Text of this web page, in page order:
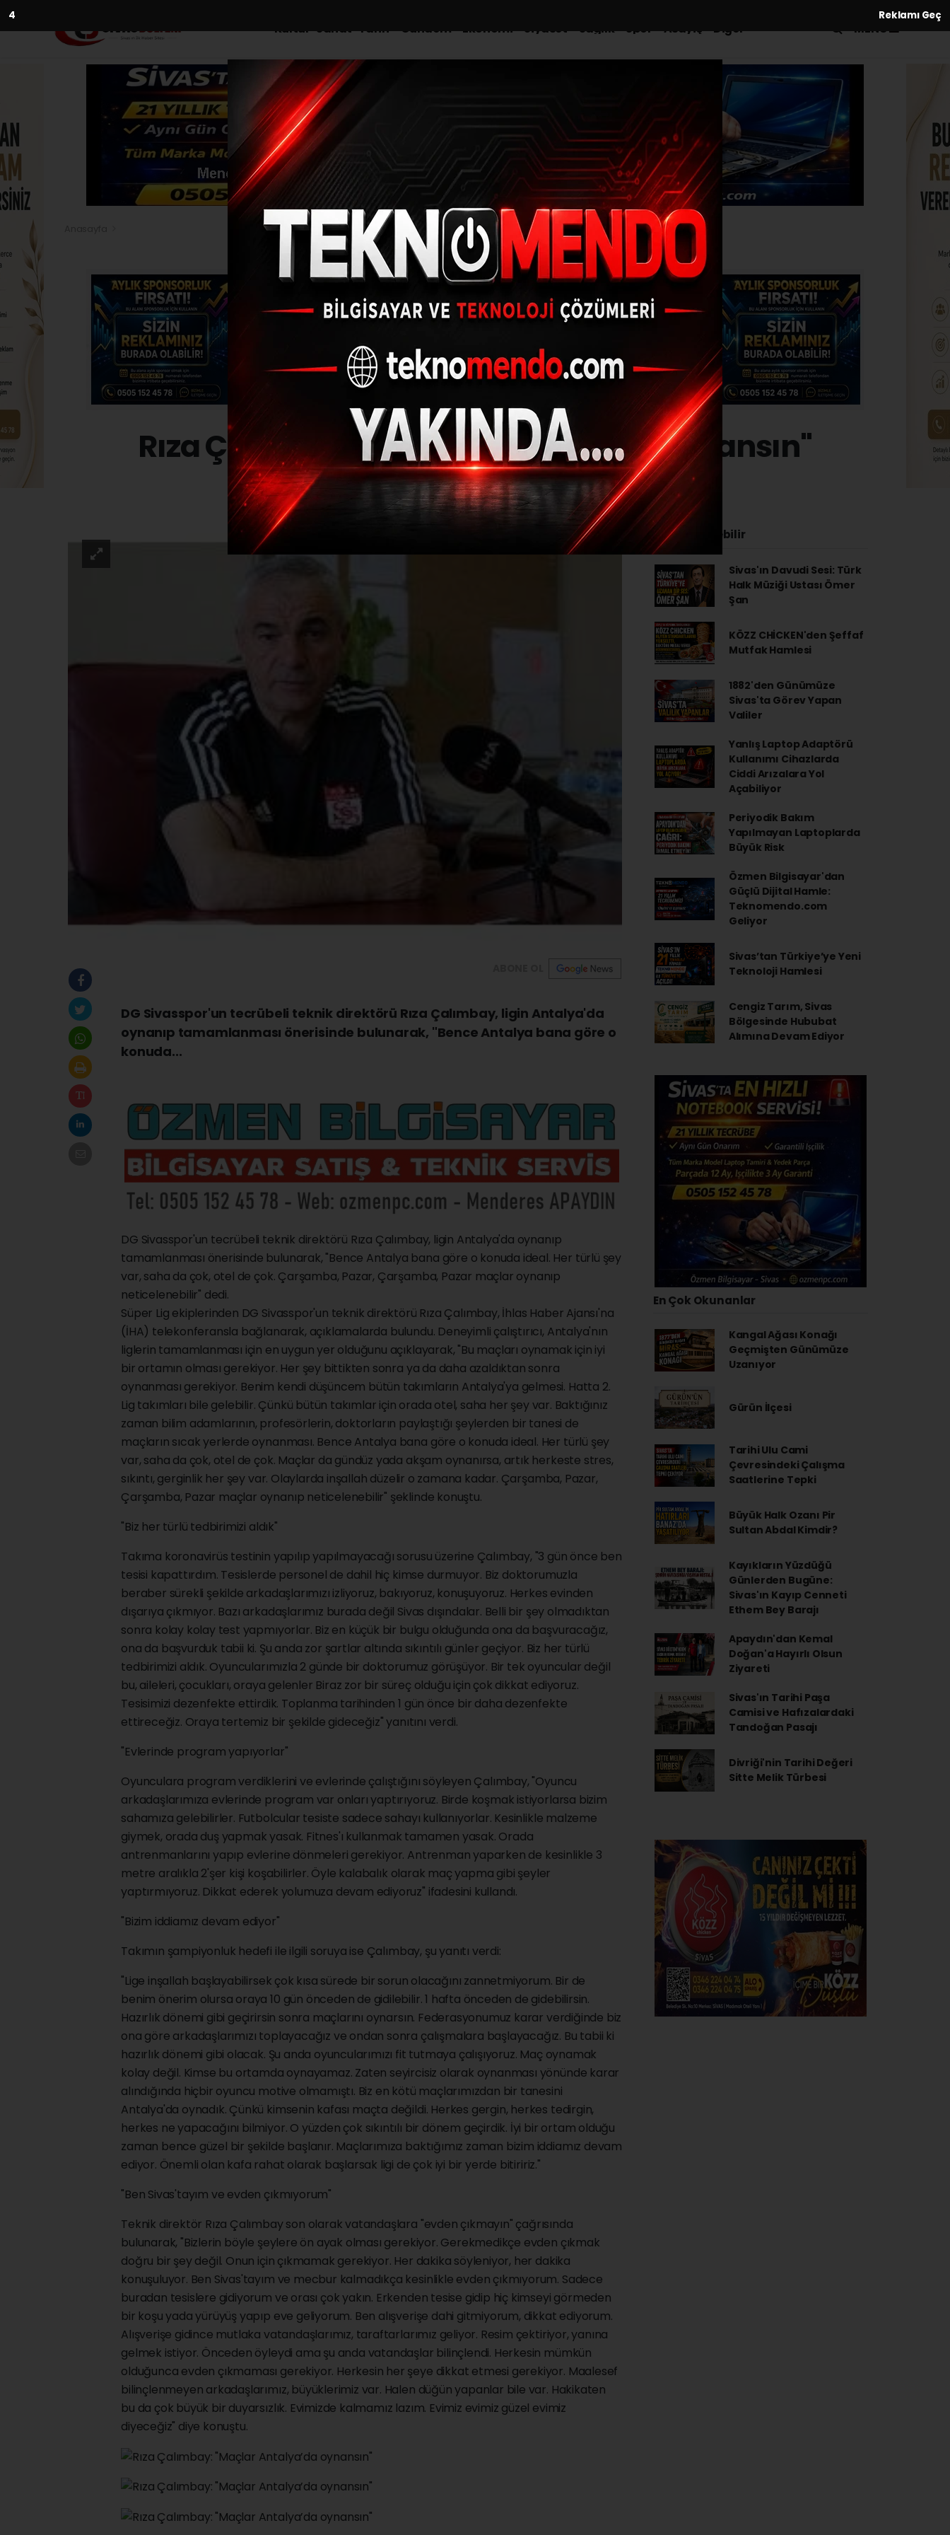
3 Reklamı Geç
Kültür-Sanat-Tarih Gündem Ekonomi Siyaset Sağlık Spor Asayiş Diğer MENÜ
Rıza Çalımbay: "Maçlar Antalya’da oynansın"
30.03.2020 - 15:18, Güncelleme: 30.03.2020 - 15:18
DG Sivasspor'un tecrübeli teknik direktörü Rıza Çalımbay, ligin Antalya'da
oynanıp tamamlanması önerisinde bulunarak, "Bence Antalya bana göre o
konuda...
DG Sivasspor'un tecrübeli teknik direktörü Rıza Çalımbay, ligin Antalya'da oynanıp
tamamlanması önerisinde bulunarak, "Bence Antalya bana göre o konuda ideal. Her türlü şey
var, saha da çok, otel de çok. Çarşamba, Pazar, Çarşamba, Pazar maçlar oynanıp
neticelenebilir" dedi.
Süper Lig ekiplerinden DG Sivasspor'un teknik direktörü Rıza Çalımbay, İhlas Haber Ajansı'na
(İHA) telekonferansla bağlanarak, açıklamalarda bulundu. Deneyimli çalıştırıcı, Antalya'nın
liglerin tamamlanması için en uygun yer olduğunu açıklayarak, "Bu maçları oynamak için iyi
bir ortamın olması gerekiyor. Her şey bittikten sonra ya da daha azaldıktan sonra
oynanması gerekiyor. Benim kendi düşüncem bütün takımların Antalya'ya gelmesi. Hatta 2.
Lig takımları bile gelebilir. Çünkü bütün takımlar için orada otel, saha her şey var. Baktığınız
zaman bilim adamlarının, profesörlerin, doktorların paylaştığı şeylerden bir tanesi de
maçların sıcak yerlerde oynanması. Bence Antalya bana göre o konuda ideal. Her türlü şey
var, saha da çok, otel de çok. Maçlar da gündüz yada akşam oynanırsa, artık herkeste stres,
sıkıntı, gerginlik her şey var. Olaylarda inşallah düzelir o zamana kadar. Çarşamba, Pazar,
Çarşamba, Pazar maçlar oynanıp neticelenebilir" şeklinde konuştu.
"Biz her türlü tedbirimizi aldık"
Takıma koronavirüs testinin yapılıp yapılmayacağı sorusu üzerine Çalımbay, "3 gün önce ben
tesisi kapattırdım. Tesislerde personel de dahil hiç kimse durmuyor. Biz doktorumuzla
beraber sürekli şekilde arkadaşlarımızı izliyoruz, bakıyoruz, konuşuyoruz. Herkes evinden
dışarıya çıkmıyor. Bazı arkadaşlarımız burada değil Sivas dışındalar. Belli bir şey olmadıktan
sonra kolay kolay test yapmıyorlar. Biz en küçük bir bulgu olduğunda ona da başvuracağız,
ona da başvurduk tabii ki. Şu anda zor şartlar altında sıkıntılı günler geçiyor. Biz her türlü
tedbirimizi aldık. Oyuncularımızla 2 günde bir doktorumuz görüşüyor. Bir tek oyuncular değil
bu, aileleri, çocukları, oraya gelenler Biraz zor bir süreç olduğu için çok dikkat ediyoruz.
Tesisimizi dezenfekte ettirdik. Toplanma tarihinden 1 gün önce bir daha dezenfekte
ettireceğiz. Oraya tertemiz bir şekilde gideceğiz" yanıtını verdi.
"Evlerinde program yapıyorlar"
Oyunculara program verdiklerini ve evlerinde çalıştığını söyleyen Çalımbay, "Oyuncu
arkadaşlarımıza evlerinde program var onları yaptırıyoruz. Birde koşmak istiyorlarsa bizim
sahamıza gelebilirler. Futbolcular tesiste sadece sahayı kullanıyorlar. Kesinlikle malzeme
giymek, orada duş yapmak yasak. Fitnes'ı kullanmak tamamen yasak. Orada
antrenmanlarını yapıp evlerine dönmeleri gerekiyor. Antrenman yaparken de kesinlikle 3
metre aralıkla 2'şer kişi koşabilirler. Öyle kalabalık olarak maç yapma gibi şeyler
yaptırmıyoruz. Dikkat ederek yolumuza devam ediyoruz" ifadesini kullandı.
"Bizim iddiamız devam ediyor"
Takımın şampiyonluk hedefi ile ilgili soruya ise Çalımbay, şu yanıtı verdi:
"Lige inşallah başlayabilirsek çok kısa sürede bir sorun olacağını zannetmiyorum. Bir de
benim önerim olursa oraya 10 gün önceden de gidilebilir. 1 hafta önceden de gidebilirsin.
Hazırlık dönemi gibi geçirirsin sonra maçlarını oynarsın. Federasyonumuz karar verdiğinde biz
ona göre arkadaşlarımızı toplayacağız ve ondan sonra çalışmalara başlayacağız. Bu tabii ki
hazırlık dönemi gibi olacak. Şu anda oyuncularımızı fit tutmaya çalışıyoruz. Maç oynamak
kolay değil. Kimse bu ortamda oynayamaz. Zaten seyircisiz olarak oynanması yönünde karar
alındığında hiçbir oyuncu motive olmamıştı. Biz en kötü maçlarımızdan bir tanesini
Antalya'da oynadık. Çünkü kimsenin kafası maçta değildi. Herkes gergin, herkes tedirgin,
herkes ne yapacağını bilmiyor. O yüzden çok sıkıntılı bir dönem geçirdik. İyi bir ortam olduğu
zaman bence güzel bir şekilde başlanır. Maçlarımıza baktığımız zaman bizim iddiamız devam
ediyor. Önemli olan kafa rahat olarak başlarsak ligi de çok iyi bir yerde bitiririz."
"Ben Sivas'tayım ve evden çıkmıyorum"
Teknik direktör Rıza Çalımbay son olarak vatandaşlara "evden çıkmayın" çağrısında
bulunarak, "Bizlerin böyle şeylere ön ayak olması gerekiyor. Gerekmedikçe evden çıkmak
doğru bir şey değil. Onun için çıkmamak gerekiyor. Her dakika söyleniyor, her dakika
konuşuluyor. Ben Sivas'tayım ve mecbur kalmadıkça kesinlikle evden çıkmıyorum. Sadece
buradan tesislere gidiyorum ve orası çok yakın. Erkenden tesise gidip hiç kimseyi görmeden
bir koşu yada yürüyüş yapıp eve geliyorum. Ben alışverişe dahi gitmiyorum, dikkat ediyorum.
Alışverişe gidince mutlaka vatandaşlarımız, taraftarlarımız geliyor. Resim çektiriyor, yanına
gelmek istiyor. Önceden öyleydi ama şu anda vatandaşlar bilinçlendi. Herkesin mümkün
olduğunca evden çıkmaması gerekiyor. Herkesin her şeye dikkat etmesi gerekiyor. Maalesef
bilinçlenmeyen arkadaşlarımız, büyüklerimiz var. Halen düğün yapanlar bile var. Hakikaten
bu da çok büyük bir duyarsızlık. Evimizde kalmamız lazım. Evimiz evimiz güzel evimiz
diyeceğiz" diye konuştu.
İlginizi Çekebilir
Sivas'ın Davudi Sesi: Türk
Halk Müziği Ustası Ömer
Şan
KÖZZ CHİCKEN'den Şeffaf
Mutfak Hamlesi
1882'den Günümüze
Sivas'ta Görev Yapan
Valiler
Yanlış Laptop Adaptörü
Kullanımı Cihazlarda
Ciddi Arızalara Yol
Açabiliyor
Periyodik Bakım
Yapılmayan Laptoplarda
Büyük Risk
Özmen Bilgisayar'dan
Güçlü Dijital Hamle:
Teknomendo.com
Geliyor
Sivas’tan Türkiye’ye Yeni
Teknoloji Hamlesi
Cengiz Tarım, Sivas
Bölgesinde Hububat
Alımına Devam Ediyor
En Çok Okunanlar
Kangal Ağası Konağı
Geçmişten Günümüze
Uzanıyor
Gürün İlçesi
Tarihi Ulu Cami
Çevresindeki Çalışma
Saatlerine Tepki
Büyük Halk Ozanı Pir
Sultan Abdal Kimdir?
Kayıkların Yüzdüğü
Günlerden Bugüne:
Sivas'ın Kayıp Cenneti
Ethem Bey Barajı
Apaydın'dan Kemal
Doğan'a Hayırlı Olsun
Ziyareti
Sivas'ın Tarihi Paşa
Camisi ve Hafızalardaki
Tandoğan Pasajı
Divriği'nin Tarihi Değeri
Sitte Melik Türbesi